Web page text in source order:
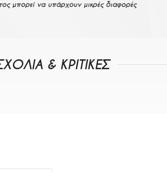
μπορεί να υπάρχουν μικρές διαφορές
& ΚΡΙΤΙΚΕΣ